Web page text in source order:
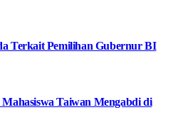
Terkait Pemilihan Gubernur BI
Taiwan Mengabdi di